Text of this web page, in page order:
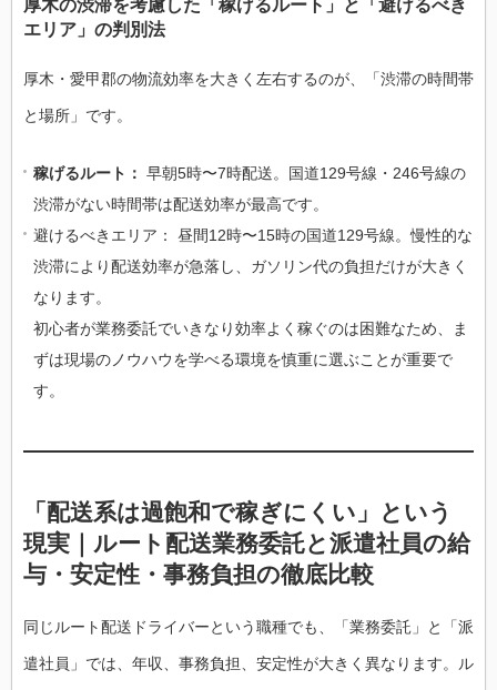
厚木の渋滞を考慮した「稼げるルート」と「避けるべき
エリア」の判別法
厚木・愛甲郡の物流効率を大きく左右するのが、「渋滞の時間帯
と場所」です。
稼げるルート： 早朝5時〜7時配送。国道129号線・246号線の
渋滞がない時間帯は配送効率が最高です。
避けるべきエリア： 昼間12時〜15時の国道129号線。慢性的な
渋滞により配送効率が急落し、ガソリン代の負担だけが大きく
なります。
初心者が業務委託でいきなり効率よく稼ぐのは困難なため、ま
ずは現場のノウハウを学べる環境を慎重に選ぶことが重要で
す。
「配送系は過飽和で稼ぎにくい」という
現実｜ルート配送業務委託と派遣社員の給
与・安定性・事務負担の徹底比較
同じルート配送ドライバーという職種でも、「業務委託」と「派
遣社員」では、年収、事務負担、安定性が大きく異なります。ル